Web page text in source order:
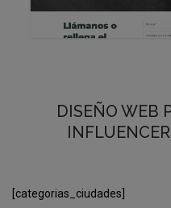
DISEÑO WEB
[categorias_ciudades]